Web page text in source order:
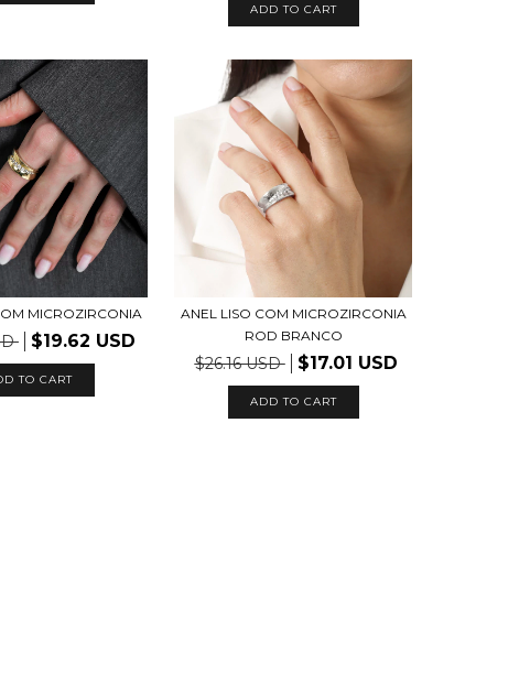
ADD TO CART
MICROZIRCONIA
$19.62 USD
ANEL LISO COM MICROZIRCONIA
ROD BRANCO
$26.16 USD $17.01 USD
ADD TO CART